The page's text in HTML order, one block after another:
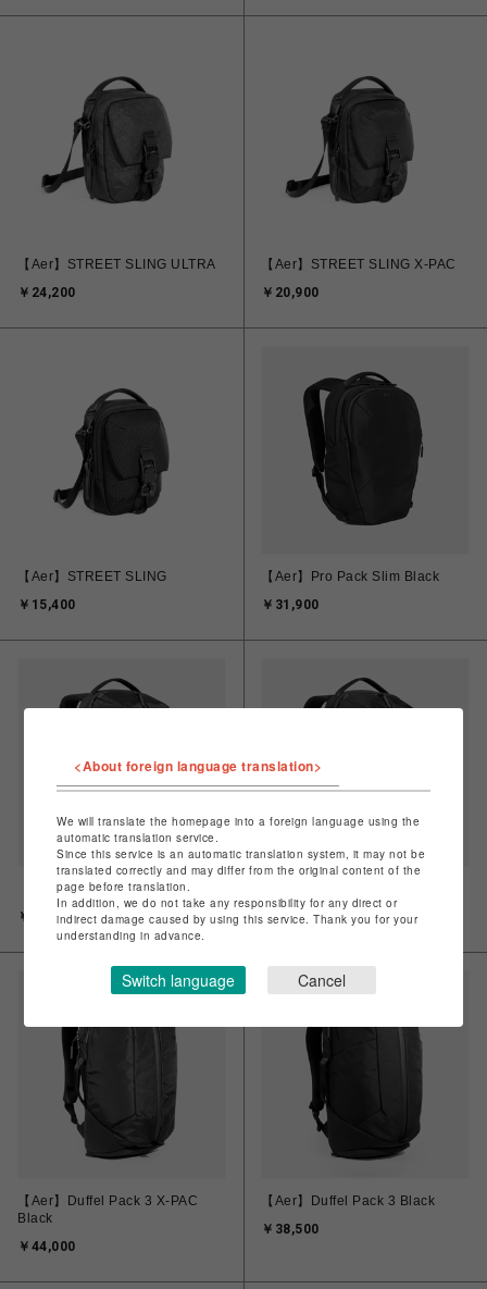
【Aer】STREET SLING ULTRA
￥24,200
【Aer】STREET SLING X-PAC
￥20,900
【Aer】STREET SLING
￥15,400
【Aer】Pro Pack Slim Black
￥31,900
【Aer】Fit Pack 3 X-Pac Black
￥37,400
￥31,900
【Aer】Duffel Pack 3 X-PAC
Black
￥44,000
【Aer】Duffel Pack 3 Black
￥38,500
<About foreign language translation>
We will translate the homepage into a foreign language using the
automatic translation service.
Since this service is an automatic translation system, it may not be
translated correctly and may differ from the original content of the
page before translation.
In addition, we do not take any responsibility for any direct or
indirect damage caused by using this service. Thank you for your
understanding in advance.
Switch language Cancel